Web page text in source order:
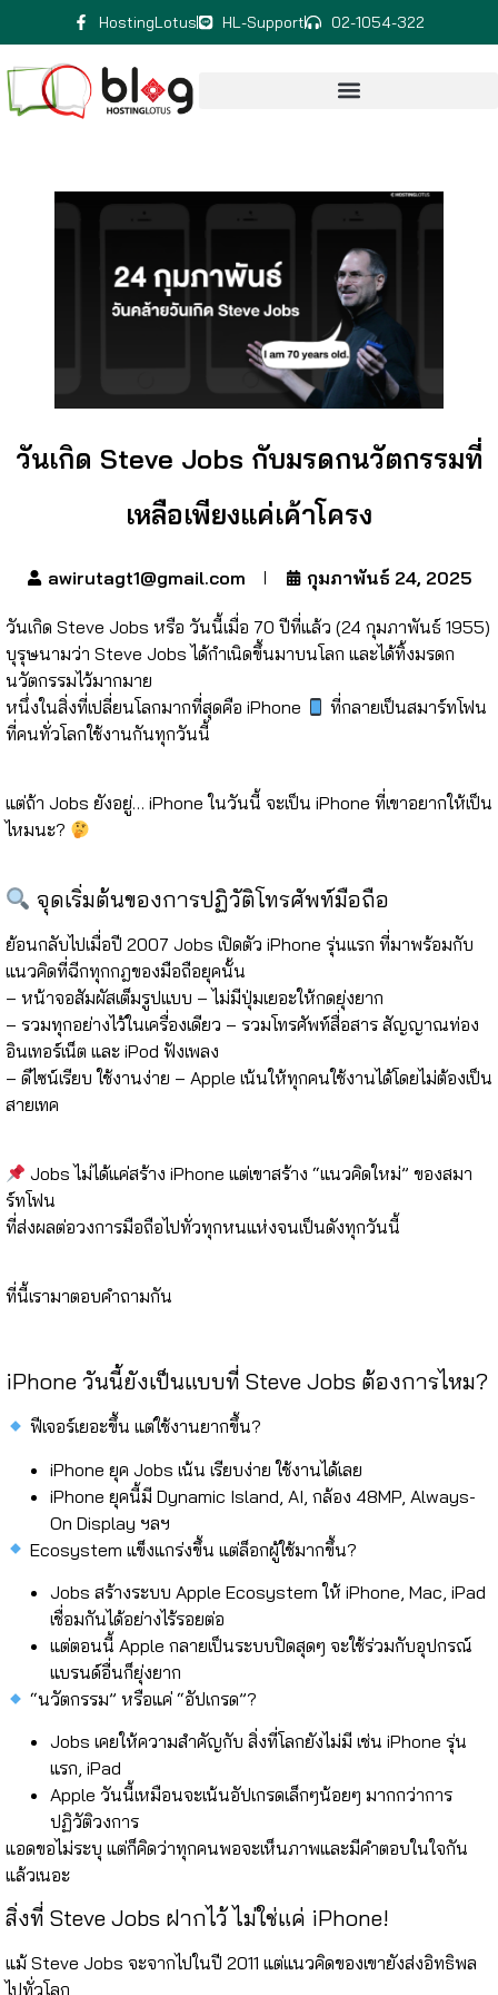
HostingLotus HL-Support 02-1054-322
วันเกิด Steve Jobs กับมรดกนวัตกรรมที่
เหลือเพียงแค่เค้าโครง
awirutagt1@gmail.com กุมภาพันธ์ 24, 2025
วันเกิด Steve Jobs หรือ วันนี้เมื่อ 70 ปีที่แล้ว (24 กุมภาพันธ์ 1955)
บุรุษนามว่า Steve Jobs ได้กำเนิดขึ้นมาบนโลก และได้ทิ้งมรดก
นวัตกรรมไว้มากมาย
หนึ่งในสิ่งที่เปลี่ยนโลกมากที่สุดคือ iPhone
ที่กลายเป็นสมาร์ทโฟน
ที่คนทั่วโลกใช้งานกันทุกวันนี้
แต่ถ้า Jobs ยังอยู่… iPhone ในวันนี้ จะเป็น iPhone ที่เขาอยากให้เป็น
ไหมนะ?
จุดเริ่มต้นของการปฏิวัติโทรศัพท์มือถือ
ย้อนกลับไปเมื่อปี 2007 Jobs เปิดตัว iPhone รุ่นแรก ที่มาพร้อมกับ
แนวคิดที่ฉีกทุกกฎของมือถือยุคนั้น
– หน้าจอสัมผัสเต็มรูปแบบ – ไม่มีปุ่มเยอะให้กดยุ่งยาก
– รวมทุกอย่างไว้ในเครื่องเดียว – รวมโทรศัพท์สื่อสาร สัญญาณท่อง
อินเทอร์เน็ต และ iPod ฟังเพลง
– ดีไซน์เรียบ ใช้งานง่าย – Apple เน้นให้ทุกคนใช้งานได้โดยไม่ต้องเป็น
สายเทค
Jobs ไม่ได้แค่สร้าง iPhone แต่เขาสร้าง “แนวคิดใหม่” ของสมา
ร์ทโฟน
ที่ส่งผลต่อวงการมือถือไปทั่วทุกหนแห่งจนเป็นดังทุกวันนี้
ที่นี้เรามาตอบคำถามกัน
iPhone วันนี้ยังเป็นแบบที่ Steve Jobs ต้องการไหม?
ฟีเจอร์เยอะขึ้น แต่ใช้งานยากขึ้น?
iPhone ยุค Jobs เน้น เรียบง่าย ใช้งานได้เลย
iPhone ยุคนี้มี Dynamic Island, AI, กล้อง 48MP, Always-
On Display ฯลฯ
Ecosystem แข็งแกร่งขึ้น แต่ล็อกผู้ใช้มากขึ้น?
Jobs สร้างระบบ Apple Ecosystem ให้ iPhone, Mac, iPad
เชื่อมกันได้อย่างไร้รอยต่อ
แต่ตอนนี้ Apple กลายเป็นระบบปิดสุดๆ จะใช้ร่วมกับอุปกรณ์
แบรนด์อื่นก็ยุ่งยาก
“นวัตกรรม” หรือแค่ “อัปเกรด”?
Jobs เคยให้ความสำคัญกับ สิ่งที่โลกยังไม่มี เช่น iPhone รุ่น
แรก, iPad
Apple วันนี้เหมือนจะเน้นอัปเกรดเล็กๆน้อยๆ มากกว่าการ
ปฏิวัติวงการ
แอดขอไม่ระบุ แต่ก็คิดว่าทุกคนพอจะเห็นภาพและมีคำตอบในใจกัน
แล้วเนอะ
สิ่งที่ Steve Jobs ฝากไว้ ไม่ใช่แค่ iPhone!
แม้ Steve Jobs จะจากไปในปี 2011 แต่แนวคิดของเขายังส่งอิทธิพล
ไปทั่วโลก